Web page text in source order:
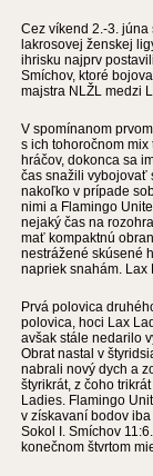
Cez víkend 2.-3.
lakrosovej ženskej
ihrisku najprv
Smíchov, ktoré
majstra NLŽL medzi
V spomínanom
s ich tohoročnom
hráčov, dokonca sa
čas snažili vybojovať
nakoľko v prípade
nimi a Flamingo
nejaký čas na
mať kompaktnú
nestrážené skúsené
napriek snahám. Lax
Prvá polovica
polovica, hoci Lax
avšak stále nedarilo
Obrat nastal v
nabrali nový dych a
štyrikrát, z čoho
Ladies. Flamingo
v získavaní bodov
Sokol I. Smíchov
konečnom štvrtom